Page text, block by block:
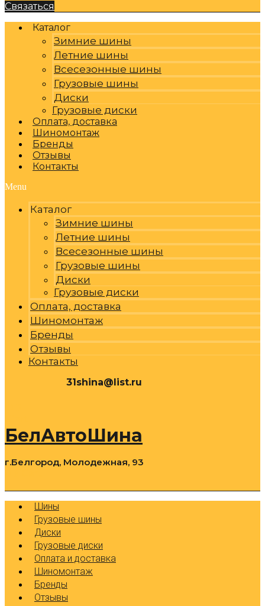
Связаться
Каталог
Зимние шины
Летние шины
Всесезонные шины
Грузовые шины
Диски
Грузовые диски
Оплата, доставка
Шиномонтаж
Бренды
Отзывы
Контакты
Menu
Каталог
Зимние шины
Летние шины
Всесезонные шины
Грузовые шины
Диски
Грузовые диски
Оплата, доставка
Шиномонтаж
Бренды
Отзывы
Контакты
31shina@list.ru
БелАвтоШина
г.Белгород, Молодежная, 93
Шины
Грузовые шины
Диски
Грузовые диски
Оплата и доставка
Шиномонтаж
Бренды
Отзывы